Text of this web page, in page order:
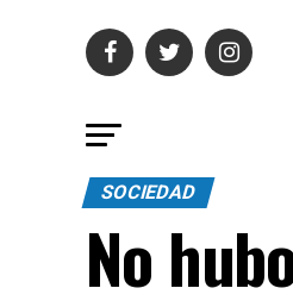
SOCIEDAD
No